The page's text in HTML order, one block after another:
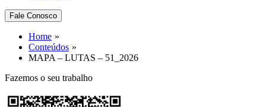
Fale Conosco
Home
Conteúdos
MAPA – LUTAS – 51_2026
Fazemos o seu trabalho